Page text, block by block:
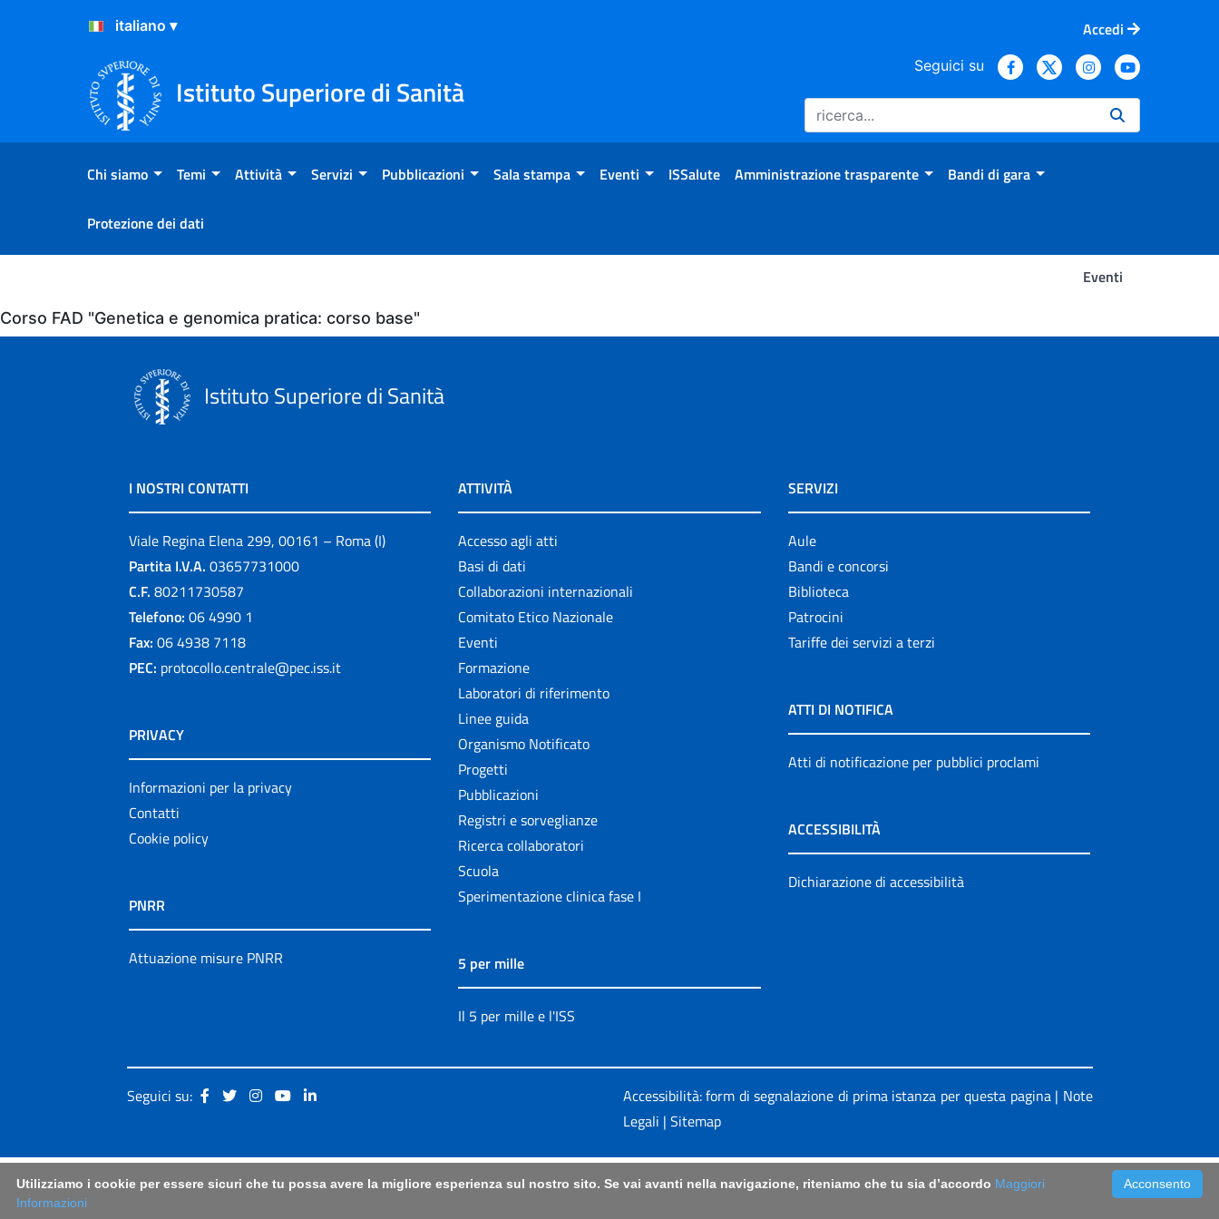
Salta al Contenuto
Salta al Footer
Accedi
Istituto Superiore di Sanità
Seguici su
Chi siamo Temi Attività Servizi Pubblicazioni Sala stampa Eventi ISSalute Amministrazione trasparente Bandi di gara
Protezione dei dati
Eventi
Eventi
Corso FAD "Genetica e genomica pratica: corso base"
Istituto Superiore di Sanità
I NOSTRI CONTATTI
Viale Regina Elena 299, 00161 – Roma (I)
Partita I.V.A. 03657731000
C.F. 80211730587
Telefono: 06 4990 1
Fax: 06 4938 7118
PEC: protocollo.centrale@pec.iss.it
PRIVACY
Informazioni per la privacy
Contatti
Cookie policy
PNRR
Attuazione misure PNRR
ATTIVITÀ
Accesso agli atti
Basi di dati
Collaborazioni internazionali
Comitato Etico Nazionale
Eventi
Formazione
Laboratori di riferimento
Linee guida
Organismo Notificato
Progetti
Pubblicazioni
Registri e sorveglianze
Ricerca collaboratori
Scuola
Sperimentazione clinica fase I
5 per mille
Il 5 per mille e l'ISS
SERVIZI
Aule
Bandi e concorsi
Biblioteca
Patrocini
Tariffe dei servizi a terzi
ATTI DI NOTIFICA
Atti di notificazione per pubblici proclami
ACCESSIBILITÀ
Dichiarazione di accessibilità
Seguici su: Accessibilità: form di segnalazione di prima istanza per questa pagina| Note
Legali | Sitemap
Acconsento
Utilizziamo i cookie per essere sicuri che tu possa avere la migliore esperienza sul nostro sito. Se vai avanti nella navigazione, riteniamo che tu sia d’accordo Maggiori
Informazioni